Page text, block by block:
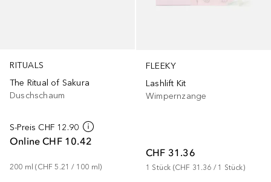
RITUALS
The Ritual of Sakura
Duschschaum
S-Preis CHF 12.90
Online CHF 10.42
200 ml (CHF 5.21 / 100 ml)
FLEEKY
Lashlift Kit
Wimpernzange
CHF 31.36
1 Stück (CHF 31.36 / 1 Stück)